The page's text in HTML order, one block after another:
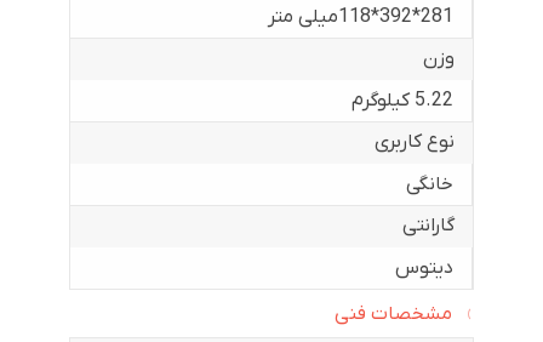
281*392*118میلی متر
وزن
5.22 کیلوگرم
نوع کاربری
خانگی
گارانتی
دیتوس
مشخصات فنی